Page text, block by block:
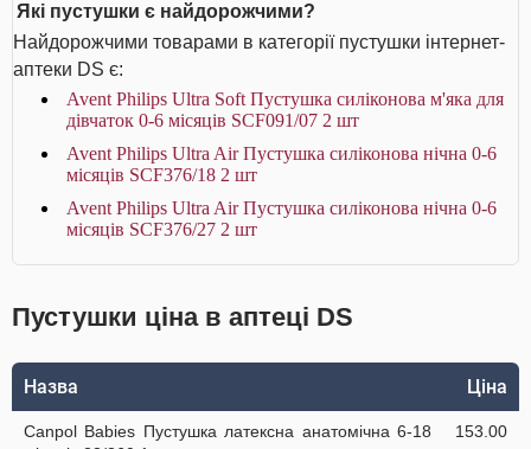
Які пустушки є найдорожчими?
Найдорожчими товарами в категорії пустушки інтернет-
аптеки DS є:
Avent Philips Ultra Soft Пустушка силіконова м'яка для
дівчаток 0-6 місяців SCF091/07 2 шт
Avent Philips Ultra Air Пустушка силіконова нічна 0-6
місяців SCF376/18 2 шт
Avent Philips Ultra Air Пустушка силіконова нічна 0-6
місяців SCF376/27 2 шт
Пустушки ціна в аптеці DS
Назва Ціна
Canpol Babies Пустушка латексна анатомічна 6-18
153.00